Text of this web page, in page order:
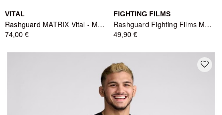
VITAL
Rashguard MATRIX Vital - MMA, JJB, Grappling
74,00 €
FIGHTING FILMS
Rashguard Fighting Films Manches Longues - Noir
49,90 €
favorite_border